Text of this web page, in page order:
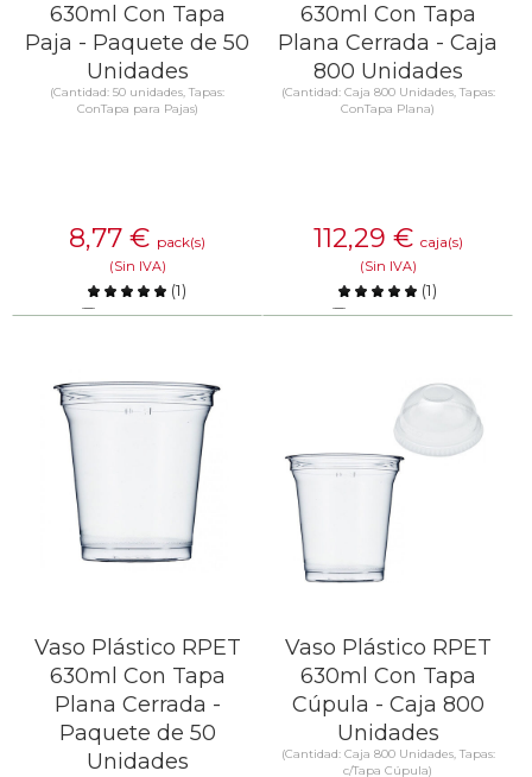
630ml Con Tapa
Paja - Paquete de 50
Unidades
(Cantidad: 50 unidades, Tapas:
ConTapa para Pajas)
8,77 € pack(s)
(Sin IVA)
(1)
Comparar
630ml Con Tapa
Plana Cerrada - Caja
800 Unidades
(Cantidad: Caja 800 Unidades, Tapas:
ConTapa Plana)
112,29 € caja(s)
(Sin IVA)
(1)
Comparar
Vaso Plástico RPET
630ml Con Tapa
Plana Cerrada -
Paquete de 50
Unidades
Vaso Plástico RPET
630ml Con Tapa
Cúpula - Caja 800
Unidades
(Cantidad: Caja 800 Unidades, Tapas:
c/Tapa Cúpula)